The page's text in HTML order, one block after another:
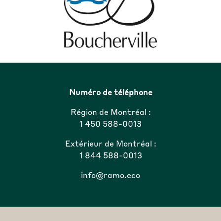
Numéro de téléphone
Région de Montréal :
1 450 588-0013
Extérieur de Montréal :
1 844 588-0013
info@ramo.eco